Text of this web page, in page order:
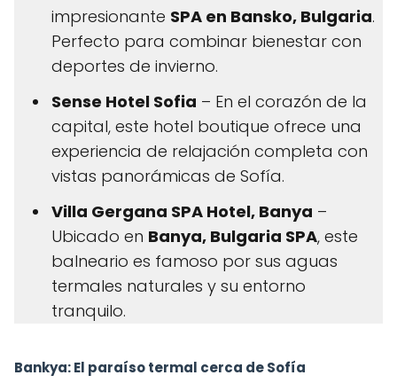
impresionante SPA en Bansko, Bulgaria.
Perfecto para combinar bienestar con
deportes de invierno.
Sense Hotel Sofia – En el corazón de la
capital, este hotel boutique ofrece una
experiencia de relajación completa con
vistas panorámicas de Sofía.
Villa Gergana SPA Hotel, Banya –
Ubicado en Banya, Bulgaria SPA, este
balneario es famoso por sus aguas
termales naturales y su entorno
tranquilo.
Bankya: El paraíso termal cerca de Sofía